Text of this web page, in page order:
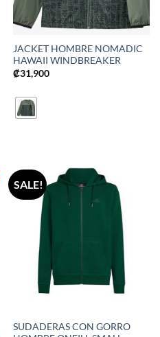
JACKET HOMBRE NOMADIC
HAWAII WINDBREAKER
₡31,900
SALE!
SUDADERAS CON GORRO